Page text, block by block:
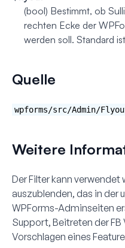
(bool) Bestimmt, ob
rechten Ecke der
werden soll. Standard ist
Quelle
wpforms/src/Admin/
Weitere
Der Filter kann verwendet
auszublenden, das in der
WPForms-Adminseiten
Support, Beitreten der
Vorschlagen eines